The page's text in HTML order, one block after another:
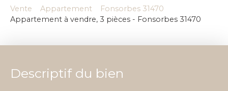
Vente Appartement
Fonsorbes 31470
Appartement à vendre, 3 pièces - Fonsorbes 31470
Descriptif du bien